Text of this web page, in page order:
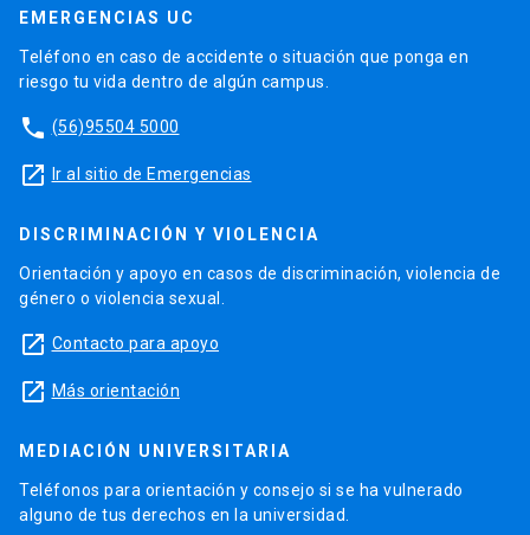
EMERGENCIAS UC
Teléfono en caso de accidente o situación que ponga en
riesgo tu vida dentro de algún campus.
phone (56)95504 5000
launch Ir al sitio de Emergencias
DISCRIMINACIÓN Y VIOLENCIA
Orientación y apoyo en casos de discriminación, violencia de
género o violencia sexual.
launch Contacto para apoyo
launch Más orientación
MEDIACIÓN UNIVERSITARIA
Teléfonos para orientación y consejo si se ha vulnerado
alguno de tus derechos en la universidad.